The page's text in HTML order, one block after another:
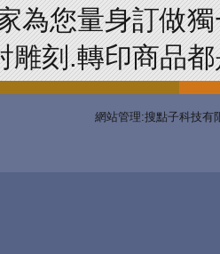
為您量身訂做
雕刻.轉印商品
網站管理:搜點子科技有